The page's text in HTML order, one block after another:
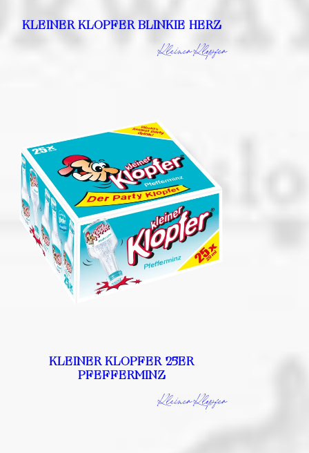
KLEINER KLOPFER BLINKIE HERZ
Kleiner Klopfer
KLEINER KLOPFER 25ER
PFEFFERMINZ
Kleiner Klopfer